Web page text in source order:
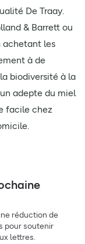
De Traay.
& Barrett ou
achetant les
à de
biodiversité à la
adepte du miel
facile chez
réduction de
pour soutenir
lettres.